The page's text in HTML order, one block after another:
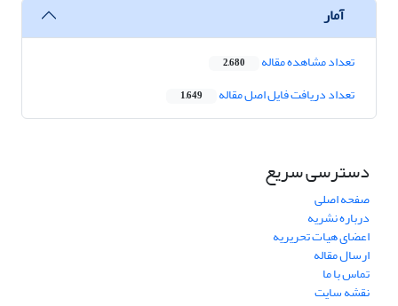
آمار
تعداد مشاهده مقاله 2,680
تعداد دریافت فایل اصل مقاله 1,649
دسترسی سریع
صفحه اصلی
درباره نشریه
اعضای هیات تحریریه
ارسال مقاله
تماس با ما
نقشه سایت